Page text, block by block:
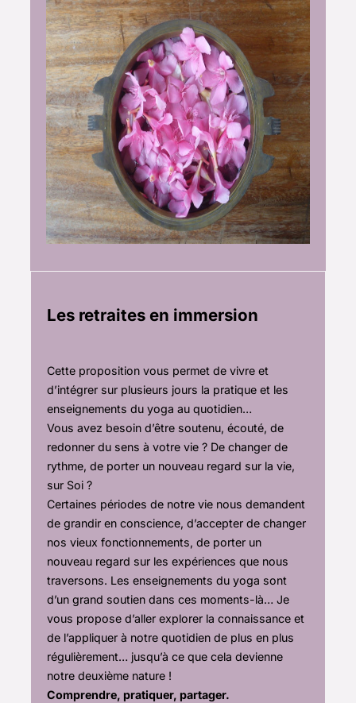
Les retraites en immersion
Cette proposition vous permet de vivre et
d’intégrer sur plusieurs jours la pratique et les
enseignements du yoga au quotidien…
Vous avez besoin d’être soutenu, écouté, de
redonner du sens à votre vie ? De changer de
rythme, de porter un nouveau regard sur la vie,
sur Soi ?
Certaines périodes de notre vie nous demandent
de grandir en conscience, d’accepter de changer
nos vieux fonctionnements, de porter un
nouveau regard sur les expériences que nous
traversons. Les enseignements du yoga sont
d’un grand soutien dans ces moments-là… Je
vous propose d’aller explorer la connaissance et
de l’appliquer à notre quotidien de plus en plus
régulièrement… jusqu’à ce que cela devienne
notre deuxième nature !
Comprendre, pratiquer, partager.